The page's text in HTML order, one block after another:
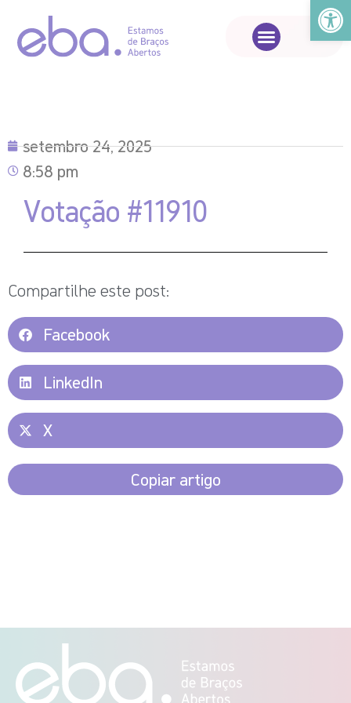
Abrir
setembro 24, 2025
8:58 pm
Votação #11910
Compartilhe este post:
Facebook
LinkedIn
X
Copiar artigo